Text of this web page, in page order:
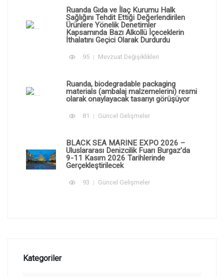
Ruanda Gıda ve İlaç Kurumu Halk
Sağlığını Tehdit Ettiği Değerlendirilen
Ürünlere Yönelik Denetimler
Kapsamında Bazı Alkollü İçeceklerin
İthalatını Geçici Olarak Durdurdu
95 Mevzuat Değişiklikleri
Ruanda, biodegradable packaging
materials (ambalaj malzemelerini) resmi
olarak onaylayacak tasarıyı görüşüyor
81 Güncel Gelişmeler
BLACK SEA MARINE EXPO 2026 –
Uluslararası Denizcilik Fuarı Burgaz'da
9-11 Kasım 2026 Tarihlerinde
Gerçekleştirilecek
93 Güncel Gelişmeler
Kategoriler